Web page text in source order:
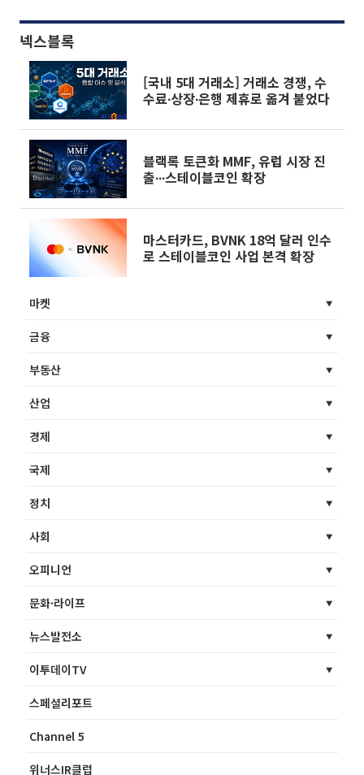
넥스블록
[국내 5대 거래소] 거래소 경쟁, 수
수료∙상장∙은행 제휴로 옮겨 붙었다
블랙록 토큰화 MMF, 유럽 시장 진
출∙∙∙스테이블코인 확장
마스터카드, BVNK 18억 달러 인수
로 스테이블코인 사업 본격 확장
마켓
금융
부동산
산업
경제
국제
정치
사회
오피니언
문화·라이프
뉴스발전소
이투데이TV
스페셜리포트
Channel 5
위너스IR클럽